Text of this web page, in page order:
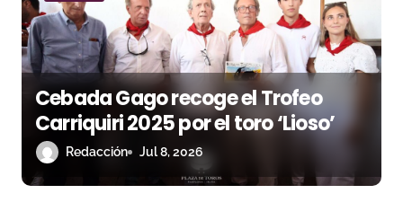
Cebada Gago recoge el Trofeo
Carriquiri 2025 por el toro ‘Lioso’
Redacción Jul 8, 2026